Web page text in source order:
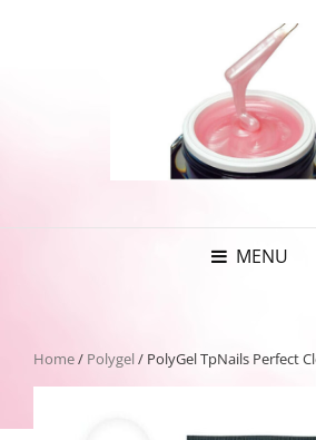
MENU
Home/ Polygel/ PolyGel TpNails Perfect